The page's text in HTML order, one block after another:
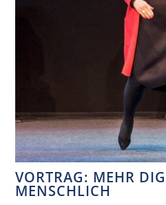
VORTRAG: MEHR
MENSCHLICH